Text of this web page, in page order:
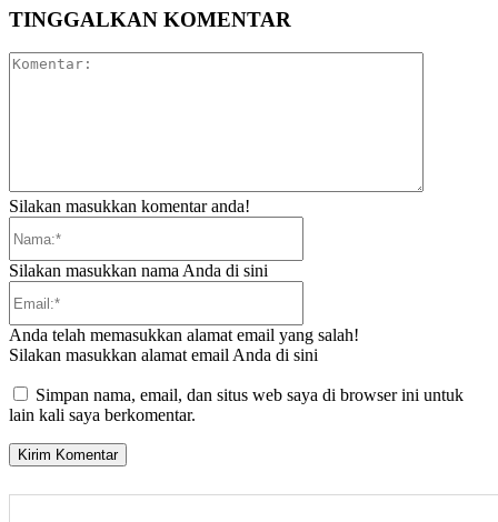
TINGGALKAN KOMENTAR
Silakan masukkan komentar anda!
Silakan masukkan nama Anda di sini
Anda telah memasukkan alamat email yang salah!
Silakan masukkan alamat email Anda di sini
Simpan nama, email, dan situs web saya di browser ini untuk
lain kali saya berkomentar.